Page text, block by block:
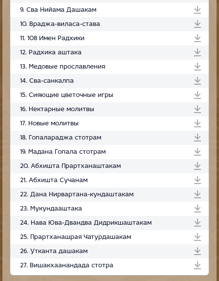
9. Сва Нийама Дашакам
10. Враджа-виласа-става
11. 108 Имен Радхики
12. Радхика аштака
13. Медовые прославления
14. Сва-санкалпа
15. Сияющие цветочные игры
16. Нектарные молитвы
17. Новые молитвы
18. Гопалараджа стотрам
19. Мадана Гопала стотрам
20. Абхишта Прартханаштакам
21. Абхишта Сучанам
22. Дана Нирвартана-кундаштакам
23. Мукундааштака
24. Нава Юва-Двандва Дидрикшаштакам
25. Прартханашрая Чатурдашакам
26. Утканта дашакам
27. Вишакхаанандада стотра